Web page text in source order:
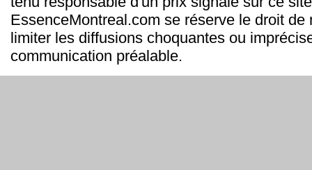
EssenceMontreal.com se réserve le droit de
limiter les diffusions choquantes ou
communication préalable.